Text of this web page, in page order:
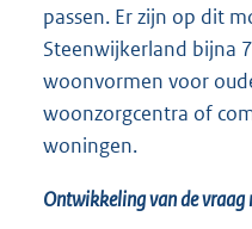
passen. Er zijn op dit
Steenwijkerland bijna
woonvormen voor
woonzorgcentra of
woningen.
Ontwikkeling van de vraag